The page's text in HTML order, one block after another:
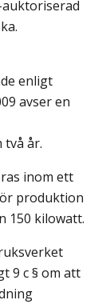
enligt
avser en
två år.
inom ett
produktion
150 kilowatt.
9 c § om att